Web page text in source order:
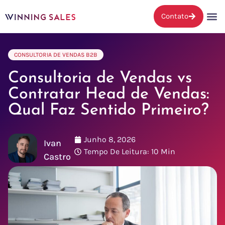
Contato
CONSULTORIA DE VENDAS B2B
Consultoria de Vendas vs
Contratar Head de Vendas:
Qual Faz Sentido Primeiro?
Junho 8, 2026
Tempo De Leitura: 10 Min
Ivan
Castro